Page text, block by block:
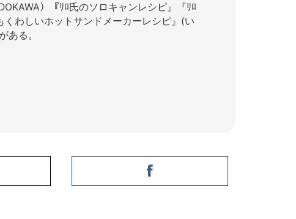
）『ﾘﾛ氏のソロキャンレシピ』『ﾘﾛ
くわしいホットサンドメーカーレシピ』(い
ある。